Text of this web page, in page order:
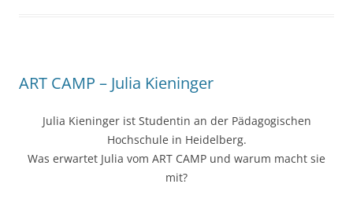
ART CAMP – Julia Kieninger
Julia Kieninger ist Studentin an der Pädagogischen
Hochschule in Heidelberg.
Was erwartet Julia vom ART CAMP und warum macht sie
mit?